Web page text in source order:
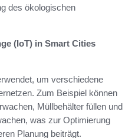
des ökologischen
(IoT) in Smart Cities
um verschiedene
Zum Beispiel können
Müllbehälter füllen und
was zur Optimierung
Planung beiträgt.